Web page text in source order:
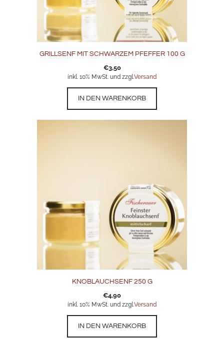
GRILLSENF MIT SCHWARZEM PFEFFER 100 G
€3,50
inkl. 10% MwSt. und zzgl.Versand
IN DEN WARENKORB
KNOBLAUCHSENF 250 G
€4,90
inkl. 10% MwSt. und zzgl.Versand
IN DEN WARENKORB